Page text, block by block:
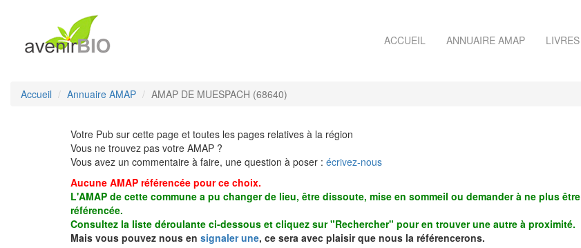
ACCUEIL ANNUAIRE AMAP LIVRES
Accueil Annuaire AMAP AMAP DE MUESPACH (68640)
Votre Pub sur cette page et toutes les pages relatives à la région
Vous ne trouvez pas votre AMAP ?
Vous avez un commentaire à faire, une question à poser : écrivez-nous
Aucune AMAP référencée pour ce choix.
L'AMAP de cette commune a pu changer de lieu, être dissoute, mise en sommeil ou demander à ne plus être
référencée.
Consultez la liste déroulante ci-dessous et cliquez sur "Rechercher" pour en trouver une autre à proximité.
Mais vous pouvez nous en signaler une, ce sera avec plaisir que nous la référencerons.